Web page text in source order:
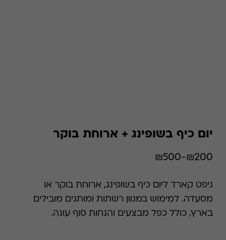
יום כיף בשופינג + ארוחת בוקר
₪200-₪500
גיפט קארד ליום כיף בשופינג, ארוחת בוקר או
מסעדה. למימוש במגוון רשתות ומותגים מובילים
בארץ, כולל כפל מבצעים והנחות סוף עונה.